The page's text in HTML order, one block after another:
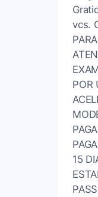
vcs.
POR
15